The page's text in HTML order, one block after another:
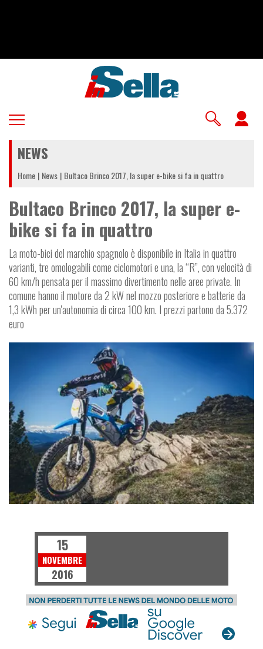
NEWS
Home News Bultaco Brinco 2017, la super e-bike si fa in quattro
Bultaco Brinco 2017, la super e-
bike si fa in quattro
La moto-bici del marchio spagnolo è disponibile in Italia in quattro
varianti, tre omologabili come ciclomotori e una, la “R”, con velocità di
60 km/h pensata per il massimo divertimento nelle aree private. In
comune hanno il motore da 2 kW nel mozzo posteriore e batterie da
1,3 kWh per un'autonomia di circa 100 km. I prezzi partono da 5.372
euro
15
NOVEMBRE
2016